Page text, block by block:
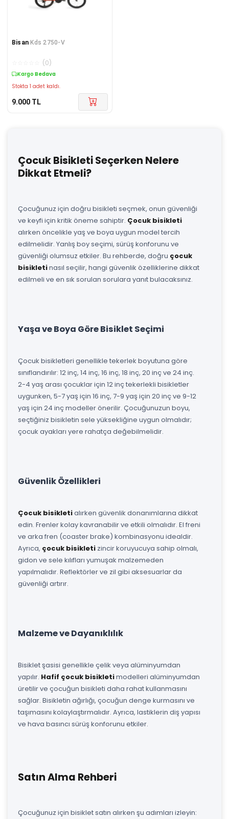
Bisan Kds 2750-V
(0)
Kargo Bedava
Stokta 1 adet kaldı.
9.000 TL
Çocuk Bisikleti Seçerken Nelere
Dikkat Etmeli?
Çocuğunuz için doğru bisikleti seçmek, onun güvenliği
ve keyfi için kritik öneme sahiptir. Çocuk bisikleti
alırken öncelikle yaş ve boya uygun model tercih
edilmelidir. Yanlış boy seçimi, sürüş konforunu ve
güvenliği olumsuz etkiler. Bu rehberde, doğru çocuk
bisikletinasıl seçilir, hangi güvenlik özelliklerine dikkat
edilmeli ve en sık sorulan sorulara yanıt bulacaksınız.
Yaşa ve Boya Göre Bisiklet Seçimi
Çocuk bisikletleri genellikle tekerlek boyutuna göre
sınıflandırılır: 12 inç, 14 inç, 16 inç, 18 inç, 20 inç ve 24 inç.
2-4 yaş arası çocuklar için 12 inç tekerlekli bisikletler
uygunken, 5-7 yaş için 16 inç, 7-9 yaş için 20 inç ve 9-12
yaş için 24 inç modeller önerilir. Çocuğunuzun boyu,
seçtiğiniz bisikletin sele yüksekliğine uygun olmalıdır;
çocuk ayakları yere rahatça değebilmelidir.
Güvenlik Özellikleri
Çocuk bisikletialırken güvenlik donanımlarına dikkat
edin. Frenler kolay kavranabilir ve etkili olmalıdır. El freni
ve arka fren (coaster brake) kombinasyonu idealdir.
Ayrıca, çocuk bisikleti zincir koruyucuya sahip olmalı,
gidon ve sele kılıfları yumuşak malzemeden
yapılmalıdır. Reflektörler ve zil gibi aksesuarlar da
güvenliği artırır.
Malzeme ve Dayanıklılık
Bisiklet şasisi genellikle çelik veya alüminyumdan
yapılır. Hafif çocuk bisikletimodelleri alüminyumdan
üretilir ve çocuğun bisikleti daha rahat kullanmasını
sağlar. Bisikletin ağırlığı, çocuğun denge kurmasını ve
taşımasını kolaylaştırmalıdır. Ayrıca, lastiklerin diş yapısı
ve hava basıncı sürüş konforunu etkiler.
Satın Alma Rehberi
Çocuğunuz için bisiklet satın alırken şu adımları izleyin: